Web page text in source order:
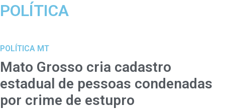
POLÍTICA
POLÍTICA MT
Mato Grosso cria cadastro
estadual de pessoas condenadas
por crime de estupro